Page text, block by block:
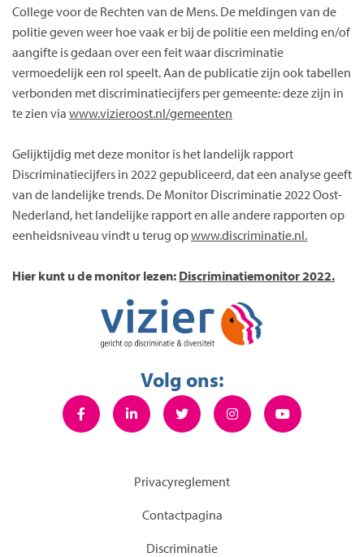
College voor de Rechten van de Mens. De meldingen van de
politie geven weer hoe vaak er bij de politie een melding en/of
aangifte is gedaan over een feit waar discriminatie
vermoedelijk een rol speelt. Aan de publicatie zijn ook tabellen
verbonden met discriminatiecijfers per gemeente: deze zijn in
te zien via www.vizieroost.nl/gemeenten
Gelijktijdig met deze monitor is het landelijk rapport
Discriminatiecijfers in 2022 gepubliceerd, dat een analyse geeft
van de landelijke trends. De Monitor Discriminatie 2022 Oost-
Nederland, het landelijke rapport en alle andere rapporten op
eenheidsniveau vindt u terug opwww.discriminatie.nl.
Hier kunt u de monitor lezen: Discriminatiemonitor 2022.
Volg ons:
Privacyreglement
Contactpagina
Discriminatie